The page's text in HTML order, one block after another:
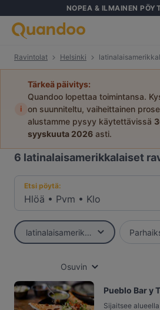
NOPEA & ILMAINEN
Ravintolat Helsinki
i
Tärkeä päivitys:
Quandoo lopettaa toimintansa.
on suunniteltu, vaiheittainen
alustamme pysyy käytettävissä
syyskuuta 2026 asti.
6 latinalaisamerikkalaiset
Etsi pöytä:
Hlöä • Pvm • Klo
latinalaisamerikkalainen
Osuvin
Pueblo Bar y
Sijaitsee